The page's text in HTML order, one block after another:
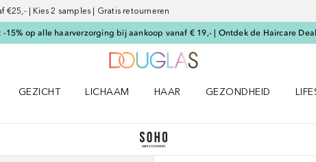
| Kies 2 samples | Gratis retourneren
-15% op alle haarverzorging bij aankoop vanaf € 19,- | Ontdek de Haircare
GEZICHT
LICHAAM
HAAR
GEZONDHEID